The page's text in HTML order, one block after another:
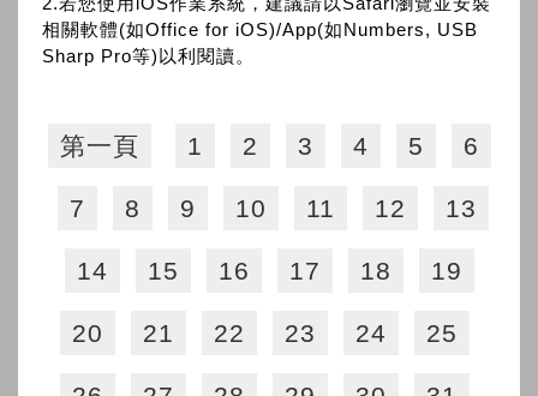
相關軟體(如Office for iOS)/App(如Numbers, USB
Sharp Pro等)以利閱讀。
第一頁 1 2 3 4 5 6
7 8 9 10 11 12 13
14 15 16 17 18 19
20 21 22 23 24 25